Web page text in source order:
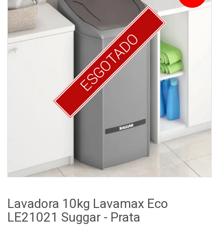
ESGOTADO
Lavadora 10kg Lavamax Eco
LE21021 Suggar - Prata